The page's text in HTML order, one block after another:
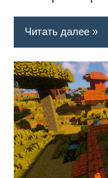
Читать далее